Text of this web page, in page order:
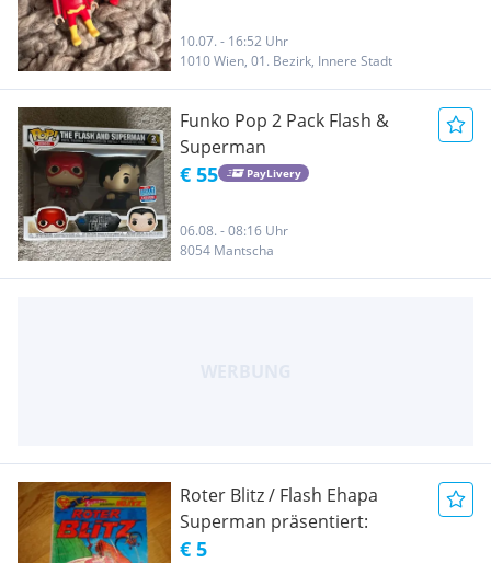
10.07. - 16:52 Uhr
1010 Wien, 01. Bezirk, Innere Stadt
Funko Pop 2 Pack Flash &
Superman
€ 55 PayLivery
06.08. - 08:16 Uhr
8054 Mantscha
Roter Blitz / Flash Ehapa
Superman präsentiert:
€ 5